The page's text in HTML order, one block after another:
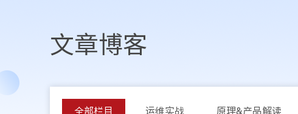
文章博客
全部栏目 运维实战 原理&产品解读